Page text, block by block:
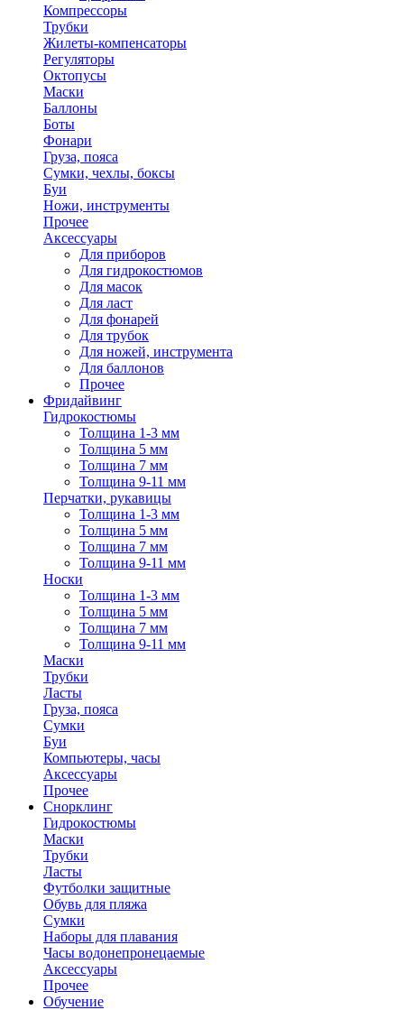
Компрессоры
Трубки
Жилеты-компенсаторы
Регуляторы
Октопусы
Маски
Баллоны
Боты
Фонари
Груза, пояса
Сумки, чехлы, боксы
Буи
Ножи, инструменты
Прочее
Аксессуары
Для приборов
Для гидрокостюмов
Для масок
Для ласт
Для фонарей
Для трубок
Для ножей, инструмента
Для баллонов
Прочее
Фридайвинг
Гидрокостюмы
Толщина 1-3 мм
Толщина 5 мм
Толщина 7 мм
Толщина 9-11 мм
Перчатки, рукавицы
Толщина 1-3 мм
Толщина 5 мм
Толщина 7 мм
Толщина 9-11 мм
Носки
Толщина 1-3 мм
Толщина 5 мм
Толщина 7 мм
Толщина 9-11 мм
Маски
Трубки
Ласты
Груза, пояса
Сумки
Буи
Компьютеры, часы
Аксессуары
Прочее
Снорклинг
Гидрокостюмы
Маски
Трубки
Ласты
Футболки защитные
Обувь для пляжа
Сумки
Наборы для плавания
Часы водонепронецаемые
Аксессуары
Прочее
Обучение